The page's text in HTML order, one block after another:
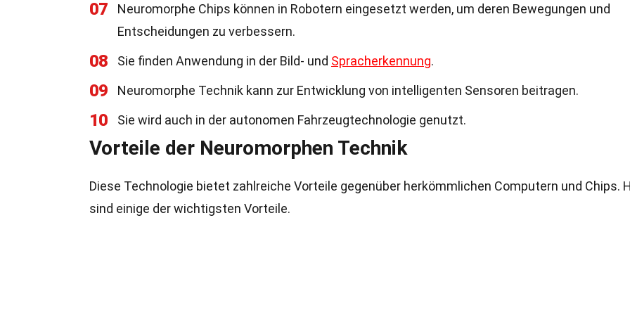
07
Neuromorphe Chips können in Robotern eingesetzt werden, um deren Bewegungen und
Entscheidungen zu verbessern.
08 Sie finden Anwendung in der Bild- und Spracherkennung.
09 Neuromorphe Technik kann zur Entwicklung von intelligenten Sensoren beitragen.
10 Sie wird auch in der autonomen Fahrzeugtechnologie genutzt.
Vorteile der Neuromorphen Technik
Diese Technologie bietet zahlreiche Vorteile gegenüber herkömmlichen Computern und Chips.
sind einige der wichtigsten Vorteile.